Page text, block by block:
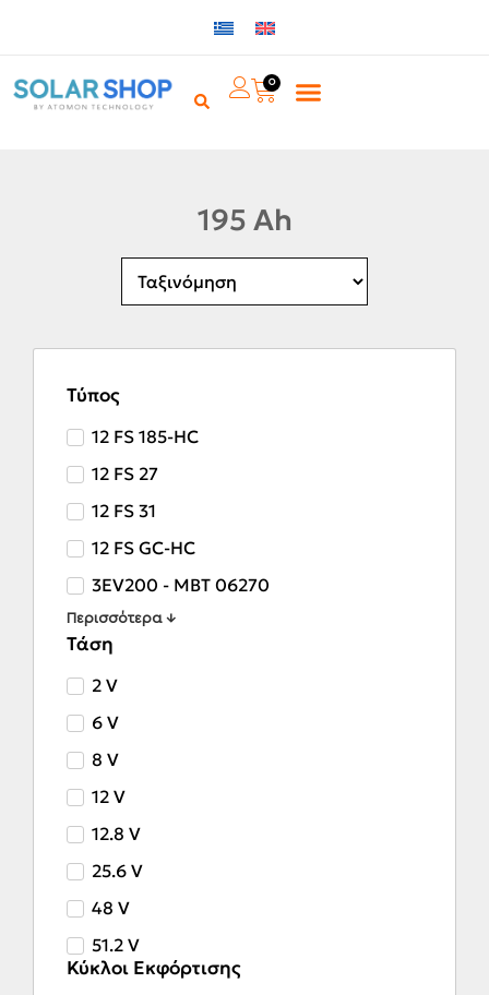
0
195 Ah
Τύπος
12 FS 185-HC
12 FS 27
12 FS 31
12 FS GC-HC
3EV200 - MBT 06270
Περισσότερα ↓
Τάση
2 V
6 V
8 V
12 V
12.8 V
25.6 V
48 V
51.2 V
Κύκλοι Εκφόρτισης